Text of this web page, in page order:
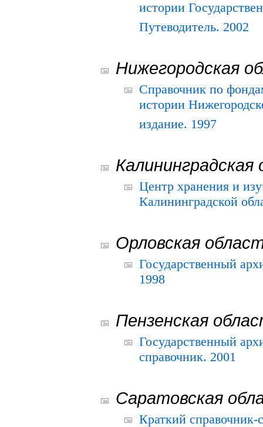
истории
Путеводитель. 2002
Нижегородская
Справочник по
истории
издание. 1997
Калининградская
Центр хранения и
Калининградской
Орловская
Государственный
1998
Пензенская
Государственный
справочник. 2001
Саратовская
Краткий